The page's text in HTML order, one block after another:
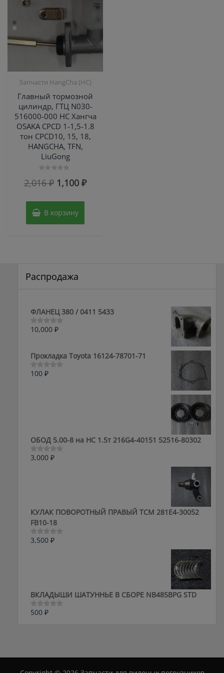
Запчасти HangCha (HC)
Главный тормозной
цилиндр, ГТЦ N030-
516000-000 HC Хангча
OSAKA CPCD 1-1,5-1.8
тон CPCD10, 15, 18,
HANGCHA, TFN,
LiuGong
0
2,016₽ Первоначальная
составляла
2,016 ₽.
1,100₽Текущая
В корзину
Распродажа
ФЛАНЕЦ 380 / 0411 5433
Оценка
5
10,000 ₽
Прокладка Toyota 16124-78701-71
Оценка
100 ₽
ОБОД 5.00-8 на HC 1.5т 216G4-40151 52516-80302
Оценка
3,000 ₽
КУЛАК ПОВОРОТНЫЙ ПРАВЫЙ ТСМ 281E4-30052
FB10-18
Оценка
3,500 ₽
ВКЛАДЫШИ ШАТУННЬЕ В СБОРЕ NB485BPG STD
Оценка
500 ₽